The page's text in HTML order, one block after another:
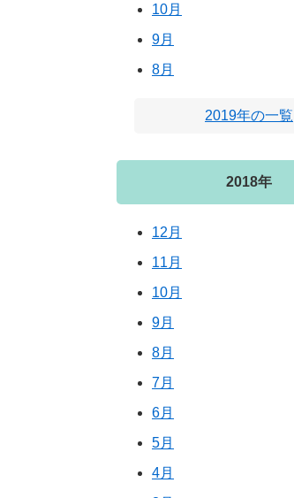
10月
9月
8月
2019年の一覧
2018年
12月
11月
10月
9月
8月
7月
6月
5月
4月